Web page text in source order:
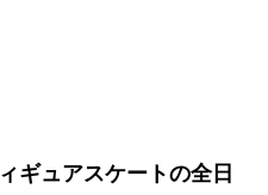
ギュアスケートの全日